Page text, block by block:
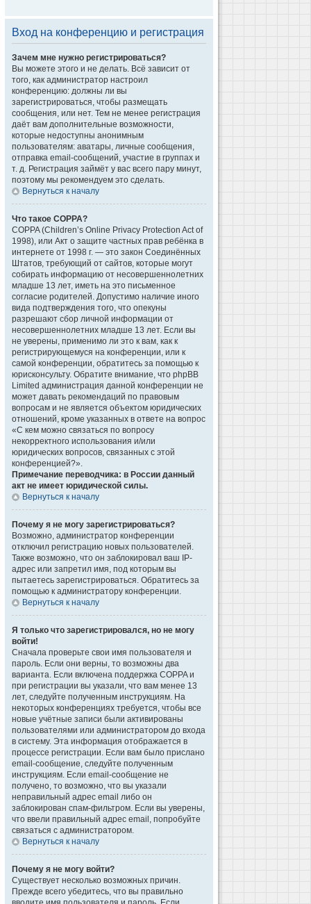
Вход на конференцию и регистрация
Зачем мне нужно регистрироваться?
Вы можете этого и не делать. Всё зависит от
того, как администратор настроил
конференцию: должны ли вы
зарегистрироваться, чтобы размещать
сообщения, или нет. Тем не менее регистрация
даёт вам дополнительные возможности,
которые недоступны анонимным
пользователям: аватары, личные сообщения,
отправка email-сообщений, участие в группах и
т. д. Регистрация займёт у вас всего пару минут,
поэтому мы рекомендуем это сделать.
Вернуться к началу
Что такое COPPA?
COPPA (Children’s Online Privacy Protection Act of
1998), или Акт о защите частных прав ребёнка в
интернете от 1998 г. — это закон Соединённых
Штатов, требующий от сайтов, которые могут
собирать информацию от несовершеннолетних
младше 13 лет, иметь на это письменное
согласие родителей. Допустимо наличие иного
вида подтверждения того, что опекуны
разрешают сбор личной информации от
несовершеннолетних младше 13 лет. Если вы
не уверены, применимо ли это к вам, как к
регистрирующемуся на конференции, или к
самой конференции, обратитесь за помощью к
юрисконсульту. Обратите внимание, что phpBB
Limited администрация данной конференции не
может давать рекомендаций по правовым
вопросам и не является объектом юридических
отношений, кроме указанных в ответе на вопрос
«С кем можно связаться по вопросу
некорректного использования и/или
юридических вопросов, связанных с этой
конференцией?».
Примечание переводчика: в России данный
акт не имеет юридической силы.
Вернуться к началу
Почему я не могу зарегистрироваться?
Возможно, администратор конференции
отключил регистрацию новых пользователей.
Также возможно, что он заблокировал ваш IP-
адрес или запретил имя, под которым вы
пытаетесь зарегистрироваться. Обратитесь за
помощью к администратору конференции.
Вернуться к началу
Я только что зарегистрировался, но не могу
войти!
Сначала проверьте свои имя пользователя и
пароль. Если они верны, то возможны два
варианта. Если включена поддержка COPPA и
при регистрации вы указали, что вам менее 13
лет, следуйте полученным инструкциям. На
некоторых конференциях требуется, чтобы все
новые учётные записи были активированы
пользователями или администратором до входа
в систему. Эта информация отображается в
процессе регистрации. Если вам было прислано
email-сообщение, следуйте полученным
инструкциям. Если email-сообщение не
получено, то возможно, что вы указали
неправильный адрес email либо он
заблокирован спам-фильтром. Если вы уверены,
что ввели правильный адрес email, попробуйте
связаться с администратором.
Вернуться к началу
Почему я не могу войти?
Существует несколько возможных причин.
Прежде всего убедитесь, что вы правильно